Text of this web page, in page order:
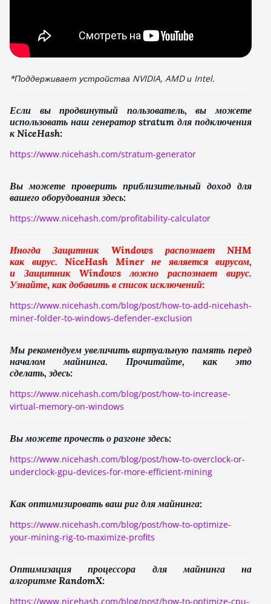
*Поддерживает устройства NVIDIA, AMD и Intel.
Если вы продвинутый пользователь, вы можете
использовать наш генератор stratum для подключения
к NiceHash:
https://www.nicehash.com/stratum-generator
Вы можете проверить приблизительный доход для
вашего оборудования здесь:
https://www.nicehash.com/profitability-calculator
Иногда Защитник Windows распознает NHM
как вирус. NiceHash Miner не является вирусом,
и Защитник Windows ложно распознает вирус.
Узнайте, как добавить в список исключений:
https://www.nicehash.com/blog/post/how-to-add-nicehash-
miner-folder-to-windows-defender-exclusion
Мы рекомендуем увеличить виртуальную память перед
началом майнинга. Прочитайте, как это
сделать, здесь:
https://www.nicehash.com/blog/post/how-to-increase-
virtual-memory-on-windows
Вы можете прочесть о разгоне здесь:
https://www.nicehash.com/blog/post/how-to-overclock-or-
underclock-gpu-devices-for-more-efficient-mining
Как оптимизировать ваш риг для майнинга:
https://www.nicehash.com/blog/post/how-to-optimize-
your-mining-rig-to-maximize-profits
Оптимизация процессора для майнинга на
алгоритме RandomX:
https://www.nicehash.com/blog/post/how-to-optimize-cpu-